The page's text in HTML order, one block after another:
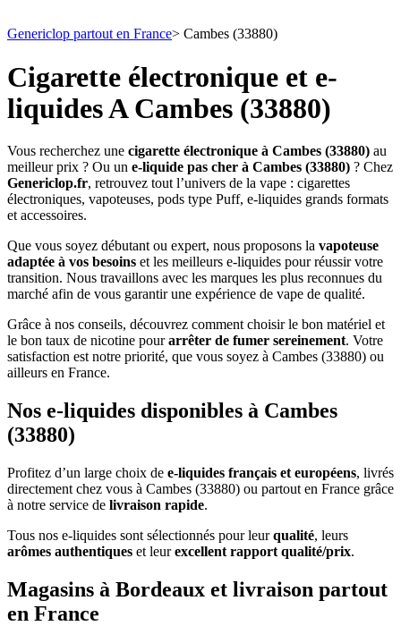
Genericlop partout en France> Cambes (33880)
Cigarette électronique et e-
liquides A Cambes (33880)
Vous recherchez une cigarette électronique à Cambes (33880) au
meilleur prix ? Ou un e-liquide pas cher à Cambes (33880) ? Chez
Genericlop.fr, retrouvez tout l’univers de la vape : cigarettes
électroniques, vapoteuses, pods type Puff, e-liquides grands formats
et accessoires.
Que vous soyez débutant ou expert, nous proposons la vapoteuse
adaptée à vos besoins et les meilleurs e-liquides pour réussir votre
transition. Nous travaillons avec les marques les plus reconnues du
marché afin de vous garantir une expérience de vape de qualité.
Grâce à nos conseils, découvrez comment choisir le bon matériel et
le bon taux de nicotine pourarrêter de fumer sereinement. Votre
satisfaction est notre priorité, que vous soyez à Cambes (33880) ou
ailleurs en France.
Nos e-liquides disponibles à Cambes
(33880)
Profitez d’un large choix de e-liquides français et européens, livrés
directement chez vous à Cambes (33880) ou partout en France grâce
à notre service de livraison rapide.
Tous nos e-liquides sont sélectionnés pour leurqualité, leurs
arômes authentiques et leurexcellent rapport qualité/prix.
Magasins à Bordeaux et livraison partout
en France